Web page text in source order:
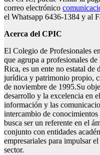
correo electrónico
el Whatsapp 6436-1384 y al
Acerca del CPIC
El Colegio de Profesionales
que agrupa a profesionales
Rica, es un ente no estatal de
jurídica y patrimonio propio,
de noviembre de 1995.Su
desarrollo y la excelencia en
información y las
intercambio de
busca ser un referente en el
conjunto con entidades
empresariales para impulsar
sector.